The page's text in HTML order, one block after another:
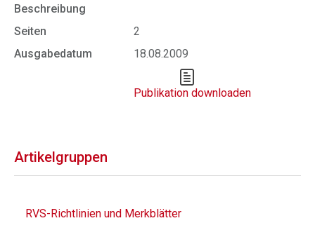
Beschreibung
Seiten
2
Ausgabedatum
18.08.2009
Publikation downloaden
Artikelgruppen
RVS-Richtlinien und Merkblätter